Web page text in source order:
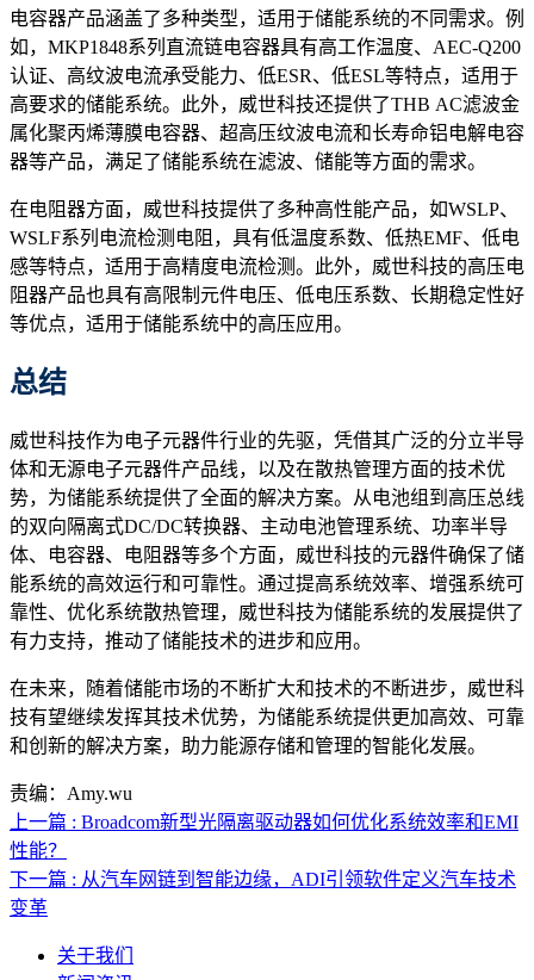
电容器产品涵盖了多种类型，适用于储能系统的不同需求。例
如，MKP1848系列直流链电容器具有高工作温度、AEC-Q200
认证、高纹波电流承受能力、低ESR、低ESL等特点，适用于
高要求的储能系统。此外，威世科技还提供了THB AC滤波金
属化聚丙烯薄膜电容器、超高压纹波电流和长寿命铝电解电容
器等产品，满足了储能系统在滤波、储能等方面的需求。
在电阻器方面，威世科技提供了多种高性能产品，如WSLP、
WSLF系列电流检测电阻，具有低温度系数、低热EMF、低电
感等特点，适用于高精度电流检测。此外，威世科技的高压电
阻器产品也具有高限制元件电压、低电压系数、长期稳定性好
等优点，适用于储能系统中的高压应用。
总结
威世科技作为电子元器件行业的先驱，凭借其广泛的分立半导
体和无源电子元器件产品线，以及在散热管理方面的技术优
势，为储能系统提供了全面的解决方案。从电池组到高压总线
的双向隔离式DC/DC转换器、主动电池管理系统、功率半导
体、电容器、电阻器等多个方面，威世科技的元器件确保了储
能系统的高效运行和可靠性。通过提高系统效率、增强系统可
靠性、优化系统散热管理，威世科技为储能系统的发展提供了
有力支持，推动了储能技术的进步和应用。
在未来，随着储能市场的不断扩大和技术的不断进步，威世科
技有望继续发挥其技术优势，为储能系统提供更加高效、可靠
和创新的解决方案，助力能源存储和管理的智能化发展。
责编：Amy.wu
上一篇 : Broadcom新型光隔离驱动器如何优化系统效率和EMI
性能？
下一篇 : 从汽车网链到智能边缘，ADI引领软件定义汽车技术
变革
关于我们